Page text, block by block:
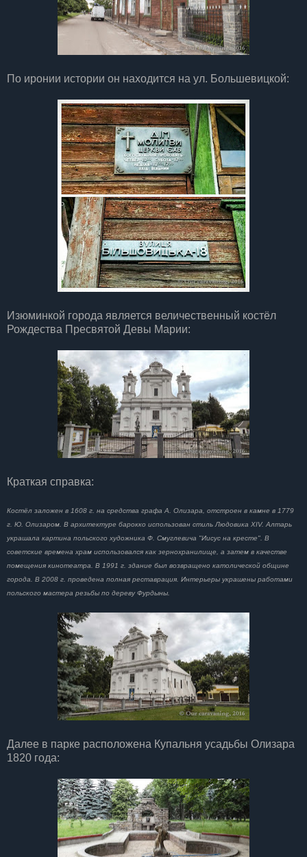
По иронии истории он находится на ул. Большевицкой:
Изюминкой города является величественный костёл
Рождества Пресвятой Девы Марии:
Краткая справка:
Костёл заложен в 1608 г. на средства графа А. Олизара, отстроен в камне в 1779
г. Ю. Олизаром. В архитектуре барокко использован стиль Людовика XIV. Алтарь
украшала картина польского художника Ф. Смуглевича "Иисус на кресте". В
советские времена храм использовался как зернохранилище, а затем в качестве
помещения кинотеатра. В 1991 г. здание был возвращено католической общине
города. В 2008 г. проведена полная реставрация. Интерьеры украшены работами
польского мастера резьбы по дереву Фурдыны.
Далее в парке расположена Купальня усадьбы Олизара
1820 года: